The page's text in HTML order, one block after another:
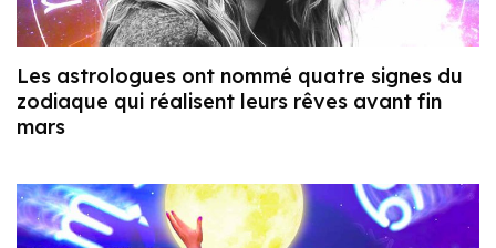
Les astrologues ont nommé quatre signes du
zodiaque qui réalisent leurs rêves avant fin
mars